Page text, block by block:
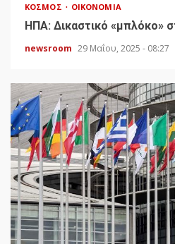
ΚΌΣΜΟΣ ΟΙΚΟΝΟΜΊΑ
HΠΑ: Δικαστικό «μπλόκο»
newsroom 29 Μαΐου, 2025 - 08:27